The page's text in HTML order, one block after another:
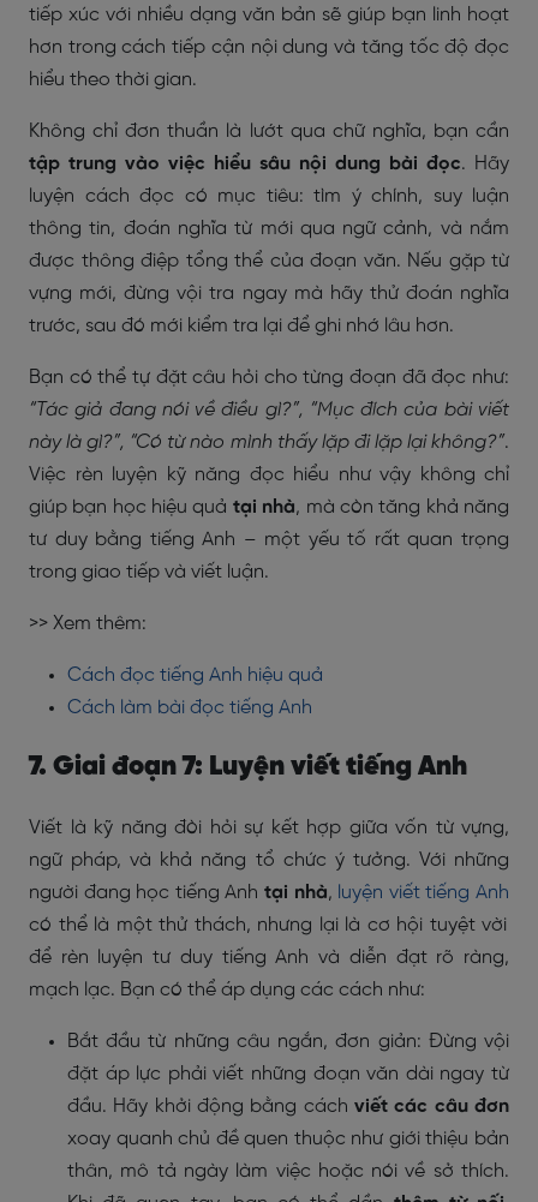
tiếp xúc với nhiều dạng văn bản sẽ giúp bạn linh hoạt
hơn trong cách tiếp cận nội dung và tăng tốc độ đọc
hiểu theo thời gian.
Không chỉ đơn thuần là lướt qua chữ nghĩa, bạn cần
tập trung vào việc hiểu sâu nội dung bài đọc. Hãy
luyện cách đọc có mục tiêu: tìm ý chính, suy luận
thông tin, đoán nghĩa từ mới qua ngữ cảnh, và nắm
được thông điệp tổng thể của đoạn văn. Nếu gặp từ
vựng mới, đừng vội tra ngay mà hãy thử đoán nghĩa
trước, sau đó mới kiểm tra lại để ghi nhớ lâu hơn.
Bạn có thể tự đặt câu hỏi cho từng đoạn đã đọc như:
“Tác giả đang nói về điều gì?”, “Mục đích của bài viết
này là gì?”, “Có từ nào mình thấy lặp đi lặp lại không?”.
Việc rèn luyện kỹ năng đọc hiểu như vậy không chỉ
giúp bạn học hiệu quả tại nhà, mà còn tăng khả năng
tư duy bằng tiếng Anh – một yếu tố rất quan trọng
trong giao tiếp và viết luận.
>> Xem thêm:
Cách đọc tiếng Anh hiệu quả
Cách làm bài đọc tiếng Anh
7. Giai đoạn 7: Luyện viết tiếng Anh
Viết là kỹ năng đòi hỏi sự kết hợp giữa vốn từ vựng,
ngữ pháp, và khả năng tổ chức ý tưởng. Với những
người đang học tiếng Anh tại nhà, luyện viết tiếng Anh
có thể là một thử thách, nhưng lại là cơ hội tuyệt vời
để rèn luyện tư duy tiếng Anh và diễn đạt rõ ràng,
mạch lạc. Bạn có thể áp dụng các cách như:
Bắt đầu từ những câu ngắn, đơn giản: Đừng vội
đặt áp lực phải viết những đoạn văn dài ngay từ
đầu. Hãy khởi động bằng cách viết các câu đơn
xoay quanh chủ đề quen thuộc như giới thiệu bản
thân, mô tả ngày làm việc hoặc nói về sở thích.